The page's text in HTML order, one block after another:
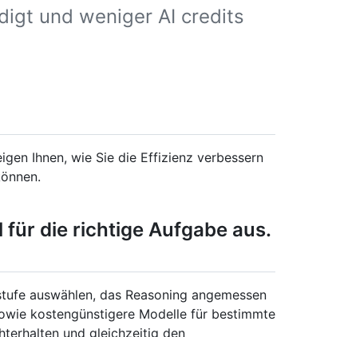
und weniger AI credits
Ihnen, wie Sie die Effizienz verbessern
für die richtige Aufgabe aus.
auswählen, das Reasoning angemessen
kostengünstigere Modelle für bestimmte
und gleichzeitig den